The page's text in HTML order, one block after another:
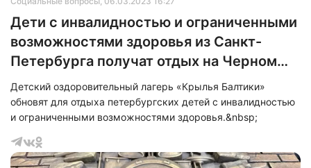
Дети с инвалидностью и ограниченными
возможностями здоровья из Санкт-
Петербурга получат отдых на Черном
море
Детский оздоровительный лагерь «Крылья Балтики»
обновят для отдыха петербургских детей с инвалидностью
и ограниченными возможностями здоровья.&nbsp;